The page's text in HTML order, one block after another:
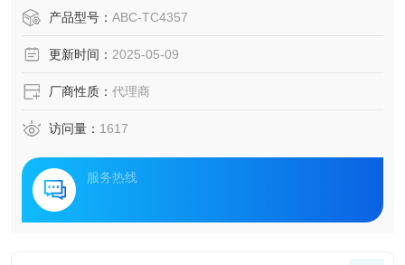
产品型号： ABC-TC4357
更新时间： 2025-05-09
厂商性质： 代理商
访问量： 1617
服务热线